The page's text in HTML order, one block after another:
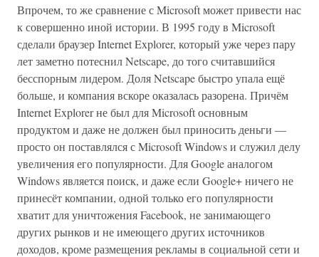
Впрочем, то же сравнение с Microsoft может привести нас
к совершенно иной истории. В 1995 году в Microsoft
сделали браузер Internet Explorer, который уже через пару
лет заметно потеснил Netscape, до того считавшийся
бесспорным лидером. Доля Netscape быстро упала ещё
больше, и компания вскоре оказалась разорена. Причём
Internet Explorer не был для Microsoft основным
продуктом и даже не должен был приносить деньги —
просто он поставлялся с Microsoft Windows и служил делу
увеличения его популярности. Для Google аналогом
Windows является поиск, и даже если Google+ ничего не
принесёт компании, одной только его популярности
хватит для уничтожения Facebook, не занимающего
других рынков и не имеющего других источников
доходов, кроме размещения рекламы в социальной сети и